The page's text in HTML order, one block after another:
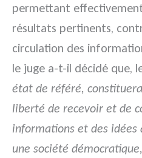
permettant
résultats pertinents,
circulation des
le juge a-t-il décidé que,
état de référé,
liberté de recevoir et de
informations et des idées
une société